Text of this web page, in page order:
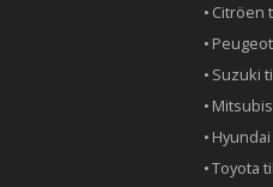
Citröen
Suzuki
Toyota